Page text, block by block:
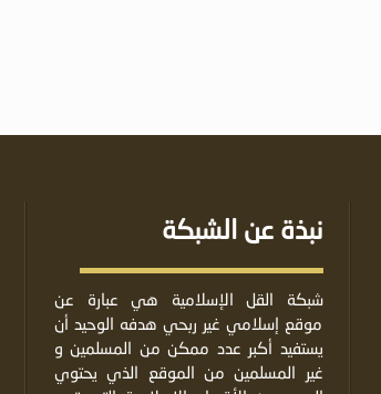
نبذة عن الشبكة
شبكة القل الإسلامية هي عبارة عن
موقع إسلامي غير ربحي هدفه الوحيد أن
يستفيد أكبر عدد ممكن من المسلمين و
غير المسلمين من الموقع الذي يحتوي